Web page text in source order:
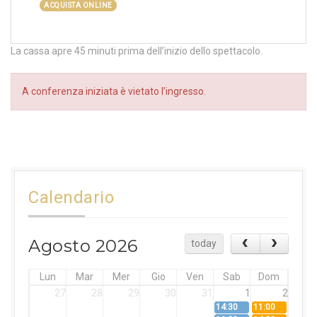
ACQUISTA ONLINE
La cassa apre 45 minuti prima dell’inizio dello spettacolo.
A conferenza iniziata è vietato l’ingresso.
Calendario
Agosto 2026 today
Lun Mar Mer Gio Ven Sab
Dom
27
28 29 30 31 1 2
14:30
11:00